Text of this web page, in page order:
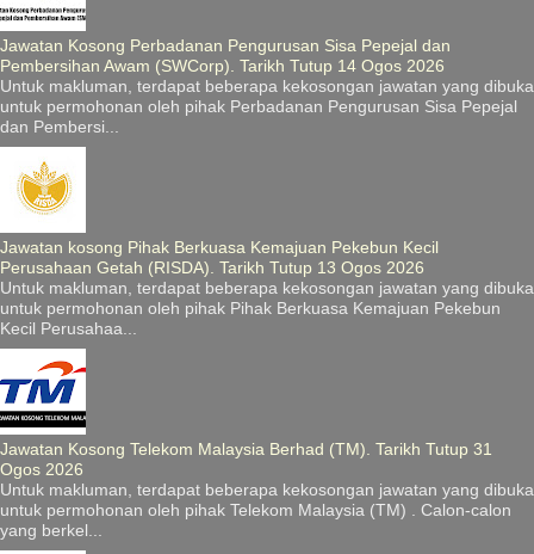
Jawatan Kosong Perbadanan Pengurusan Sisa Pepejal dan
Pembersihan Awam (SWCorp). Tarikh Tutup 14 Ogos 2026
Untuk makluman, terdapat beberapa kekosongan jawatan yang dibuka
untuk permohonan oleh pihak Perbadanan Pengurusan Sisa Pepejal
dan Pembersi...
Jawatan kosong Pihak Berkuasa Kemajuan Pekebun Kecil
Perusahaan Getah (RISDA). Tarikh Tutup 13 Ogos 2026
Untuk makluman, terdapat beberapa kekosongan jawatan yang dibuka
untuk permohonan oleh pihak Pihak Berkuasa Kemajuan Pekebun
Kecil Perusahaa...
Jawatan Kosong Telekom Malaysia Berhad (TM). Tarikh Tutup 31
Ogos 2026
Untuk makluman, terdapat beberapa kekosongan jawatan yang dibuka
untuk permohonan oleh pihak Telekom Malaysia (TM) . Calon-calon
yang berkel...